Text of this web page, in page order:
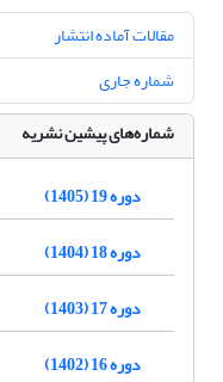
مقالات آماده انتشار
شماره جاری
شماره‌های پیشین نشریه
دوره 19 (1405)
دوره 18 (1404)
دوره 17 (1403)
دوره 16 (1402)